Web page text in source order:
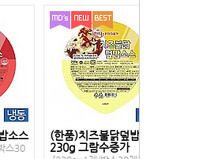
소스
스30
(한품)치즈불닭덮밥소스
230g 그람수증가